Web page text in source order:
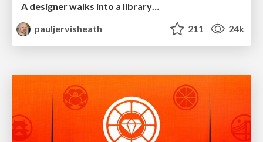
A designer walks into a library…
pauljervisheath
211 24k